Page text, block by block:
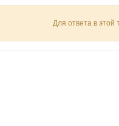
Для ответа в этой